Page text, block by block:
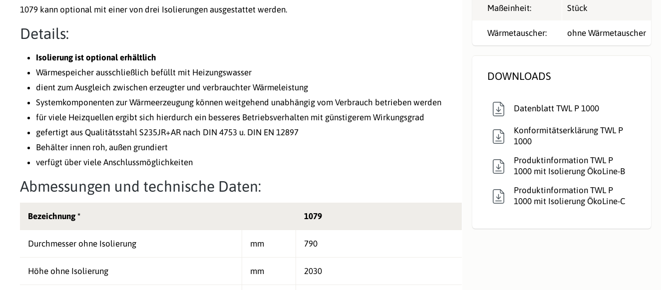
1079 kann optional mit einer von drei Isolierungen ausgestattet werden.
Details:
Isolierung ist optional erhältlich
Wärmespeicher ausschließlich befüllt mit Heizungswasser
dient zum Ausgleich zwischen erzeugter und verbrauchter Wärmeleistung
Systemkomponenten zur Wärmeerzeugung können weitgehend unabhängig vom Verbrauch betrieben werden
für viele Heizquellen ergibt sich hierdurch ein besseres Betriebsverhalten mit günstigerem Wirkungsgrad
gefertigt aus Qualitätsstahl S235JR+AR nach DIN 4753 u. DIN EN 12897
Behälter innen roh, außen grundiert
verfügt über viele Anschlussmöglichkeiten
Abmessungen und technische Daten:
Bezeichnung * 1079
Durchmesser ohne Isolierung mm 790
Höhe ohne Isolierung mm 2030
Maßeinheit: Stück
Wärmetauscher: ohne Wärmetauscher
DOWNLOADS
Datenblatt TWL P 1000
Konformitätserklärung TWL P
1000
Produktinformation TWL P
1000 mit Isolierung ÖkoLine-B
Produktinformation TWL P
1000 mit Isolierung ÖkoLine-C